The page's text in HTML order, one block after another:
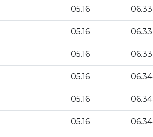
05.16 06.33
05.16 06.33
05.16 06.33
05.16 06.34
05.16 06.34
05.16 06.34